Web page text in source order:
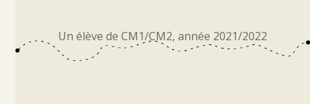
Un élève de CM1/CM2, année 2021/2022